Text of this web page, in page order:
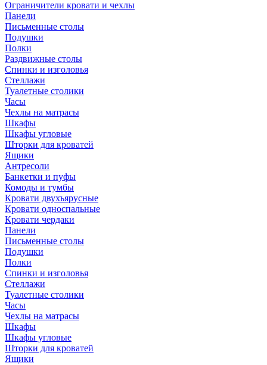
Ограничители кровати и чехлы
Панели
Письменные столы
Подушки
Полки
Раздвижные столы
Спинки и изголовья
Стеллажи
Туалетные столики
Часы
Чехлы на матрасы
Шкафы
Шкафы угловые
Шторки для кроватей
Ящики
Антресоли
Банкетки и пуфы
Комоды и тумбы
Кровати двухъярусные
Кровати односпальные
Кровати чердаки
Панели
Письменные столы
Подушки
Полки
Спинки и изголовья
Стеллажи
Туалетные столики
Часы
Чехлы на матрасы
Шкафы
Шкафы угловые
Шторки для кроватей
Ящики